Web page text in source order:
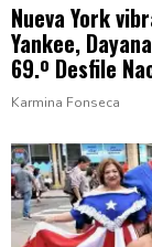
Nueva York
Yankee,
69.º Desfile
Karmina Fonseca